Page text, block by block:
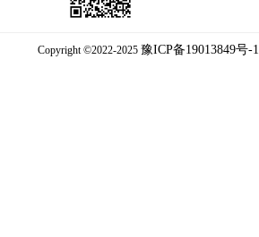
Copyright ©2022-2025 豫ICP备19013849号-1